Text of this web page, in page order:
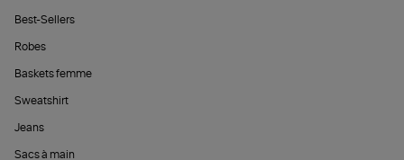
Best-Sellers
Robes
Baskets femme
Sweatshirt
Jeans
Sacs à main